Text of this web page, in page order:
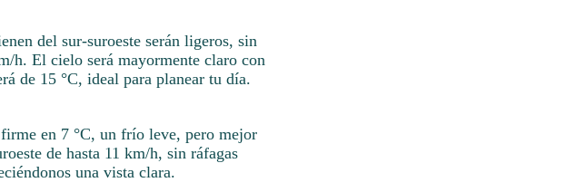
del sur-suroeste serán ligeros, sin
h. El cielo será mayormente claro con
de 15 °C, ideal para planear tu día.
en 7 °C, un frío leve, pero mejor
de hasta 11 km/h, sin ráfagas
una vista clara.